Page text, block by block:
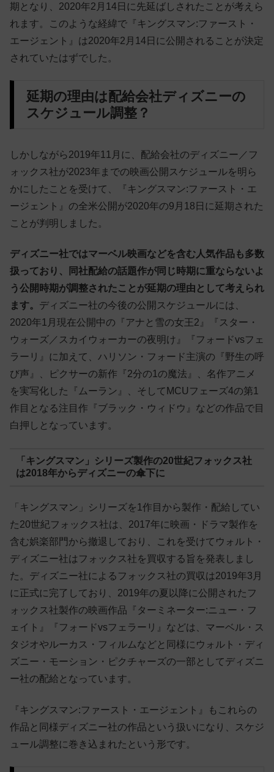
期となり、2020年2月14日に先延ばしされたことが考えら
れます。このような経緯で『キングスマン:ファースト・
エージェント』は2020年2月14日に公開されることが決定
されていたはずでした。
延期の理由は配給会社ディズニーの
スケジュール調整？
しかしながら2019年11月に、配給会社のディズニー／フ
ォックス社が2023年までの映画公開スケジュールを明ら
かにしたことを受けて、『キングスマン:ファースト・エ
ージェント』の全米公開が2020年の9月18日に延期された
ことが判明しました。
ディズニー社ではマーベル映画などを含む人気作品も多数
扱っており、同社配給の話題作が同じ時期に重ならないよ
う公開時期が調整されたことが延期の理由として考えられ
ます。 ディズニー社の今後の公開スケジュールには、
2020年1月現在公開中の『アナと雪の女王2』『スター・
ウォーズ／スカイウォーカーの夜明け』『フォードvsフェ
ラーリ』に加えて、ハリソン・フォード主演の『野生の呼
び声』、ピクサーの新作『2分の1の魔法』、名作アニメ
を実写化した『ムーラン』、そしてMCUフェーズ4の第1
作目となる注目作『ブラック・ウィドウ』などの作品で目
白押しとなっています。
「キングスマン」シリーズ製作の20世紀フォックス社
は2018年からディズニーの傘下に
「キングスマン」シリーズを1作目から製作・配給してい
た20世紀フォックス社は、2017年に映画・ドラマ製作を
含む娯楽部門から撤退しており、これを受けてウォルト・
ディズニー社はフォックス社を買収する旨を発表しまし
た。ディズニー社によるフォックス社の買収は2019年3月
に正式に完了しており、2019年の夏以降に公開されたフ
ォックス社製作の映画作品『ターミネーター:ニュー・フ
ェイト』『フォードvsフェラーリ』などは、マーベル・ス
タジオやルーカス・フィルムなどと同様にウォルト・ディ
ズニー・モーション・ピクチャーズの一部としてディズニ
ー社の配給となっています。
『キングスマン:ファースト・エージェント』もこれらの
作品と同様ディズニー社の作品という扱いになり、スケジ
ュール調整に巻き込まれたという形です。